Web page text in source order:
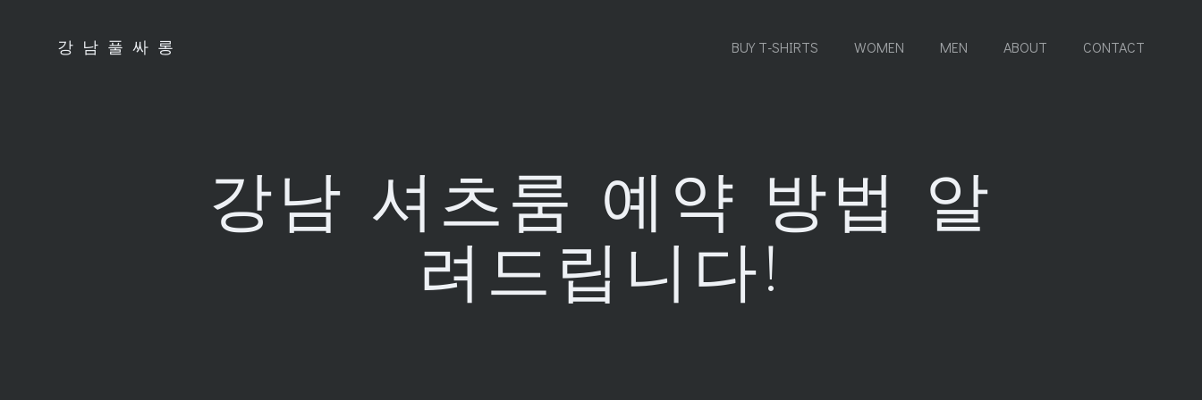
강남풀싸롱 BUY T-SHIRTS WOMEN MEN ABOUT CONTACT
강남 셔츠룸 예약 방법 알
려드립니다!